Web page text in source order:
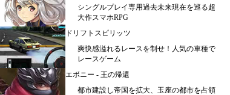
シングルプレイ専用過去未来現在を巡る超
大作スマホRPG
ドリフトスピリッツ
爽快感溢れるレースを制せ！人気の車種で
レースゲーム
エボニー - 王の帰還
都市建設し帝国を拡大、玉座の都市を占領